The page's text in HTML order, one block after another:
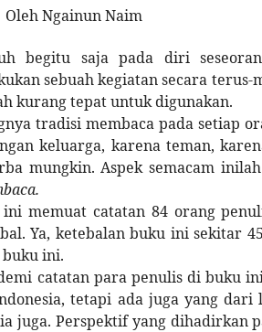
Oleh Ngainun Naim
begitu saja pada diri
sebuah kegiatan secara terus-
kurang tepat untuk digunakan.
tradisi membaca pada setiap
keluarga, karena teman,
mungkin. Aspek semacam
memuat catatan 84 orang
Ya, ketebalan buku ini sekitar
ini.
catatan para penulis di buku
tetapi ada juga yang dari
juga. Perspektif yang dihadirkan